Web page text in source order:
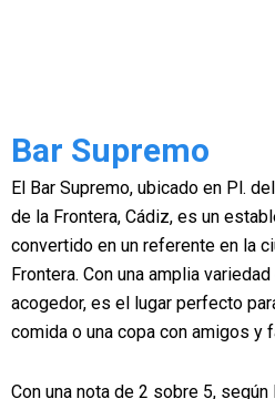
Bar Supremo
El Bar Supremo, ubicado en Pl.
de la Frontera, Cádiz, es un
convertido en un referente en la
Frontera. Con una amplia
acogedor, es el lugar perfecto
comida o una copa con amigos y
Con una nota de 2 sobre 5,